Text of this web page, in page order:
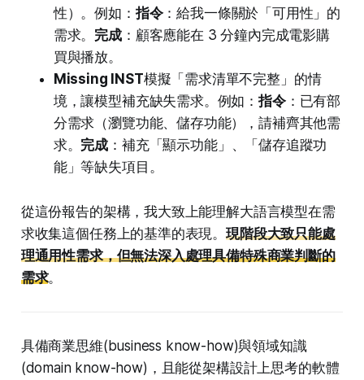
性）。例如： 指令：給我一條關於「可用性」的
需求。 完成：顧客應能在 3 分鐘內完成電影購
買與播放。
Missing INST模擬「需求清單不完整」的情
境，讓模型補充缺失需求。例如：指令：已有部
分需求（瀏覽功能、儲存功能），請補齊其他需
求。 完成 ：補充「顯示功能」、「儲存追蹤功
能」等缺失項目。
從這份報告的架構，我大致上能理解大語言模型在需
求收集這個任務上的基準的表現。現階段大致只能處
理通用性需求，但無法深入處理具備特殊商業判斷的
需求。
具備商業思維(business know-how)與領域知識
(domain know-how)，且能從架構設計上思考的軟體